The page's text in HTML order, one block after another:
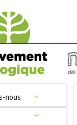
nous